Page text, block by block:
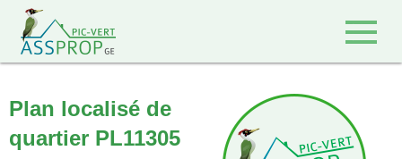
Plan localisé de
quartier PL11305